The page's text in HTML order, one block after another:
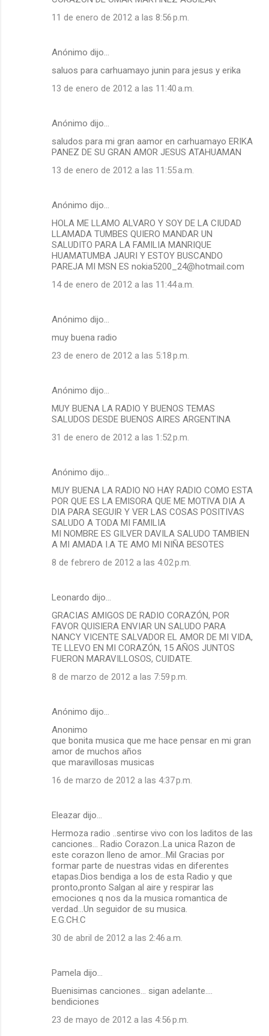
11 de enero de 2012 a las 8:56 p.m.
Anónimo dijo…
saluos para carhuamayo junin para jesus y erika
13 de enero de 2012 a las 11:40 a.m.
Anónimo dijo…
saludos para mi gran aamor en carhuamayo ERIKA
PANEZ DE SU GRAN AMOR JESUS ATAHUAMAN
13 de enero de 2012 a las 11:55 a.m.
Anónimo dijo…
HOLA ME LLAMO ALVARO Y SOY DE LA CIUDAD
LLAMADA TUMBES QUIERO MANDAR UN
SALUDITO PARA LA FAMILIA MANRIQUE
HUAMATUMBA JAURI Y ESTOY BUSCANDO
PAREJA MI MSN ES nokia5200_24@hotmail.com
14 de enero de 2012 a las 11:44 a.m.
Anónimo dijo…
muy buena radio
23 de enero de 2012 a las 5:18 p.m.
Anónimo dijo…
MUY BUENA LA RADIO Y BUENOS TEMAS
SALUDOS DESDE BUENOS AIRES ARGENTINA
31 de enero de 2012 a las 1:52 p.m.
Anónimo dijo…
MUY BUENA LA RADIO NO HAY RADIO COMO ESTA
POR QUE ES LA EMISORA QUE ME MOTIVA DIA A
DIA PARA SEGUIR Y VER LAS COSAS POSITIVAS
SALUDO A TODA MI FAMILIA
MI NOMBRE ES GILVER DAVILA SALUDO TAMBIEN
A MI AMADA I.A TE AMO MI NIÑA BESOTES
8 de febrero de 2012 a las 4:02 p.m.
Leonardo dijo…
GRACIAS AMIGOS DE RADIO CORAZÓN, POR
FAVOR QUISIERA ENVIAR UN SALUDO PARA
NANCY VICENTE SALVADOR EL AMOR DE MI VIDA,
TE LLEVO EN MI CORAZÓN, 15 AÑOS JUNTOS
FUERON MARAVILLOSOS, CUIDATE.
8 de marzo de 2012 a las 7:59 p.m.
Anónimo dijo…
Anonimo
que bonita musica que me hace pensar en mi gran
amor de muchos años
que maravillosas musicas
16 de marzo de 2012 a las 4:37 p.m.
Eleazar dijo…
Hermoza radio ..sentirse vivo con los laditos de las
canciones... Radio Corazon..La unica Razon de
este corazon lleno de amor...Mil Gracias por
formar parte de nuestras vidas en diferentes
etapas.Dios bendiga a los de esta Radio y que
pronto,pronto Salgan al aire y respirar las
emociones q nos da la musica romantica de
verdad...Un seguidor de su musica.
E.G.CH.C
30 de abril de 2012 a las 2:46 a.m.
Pamela dijo…
Buenisimas canciones... sigan adelante....
bendiciones
23 de mayo de 2012 a las 4:56 p.m.